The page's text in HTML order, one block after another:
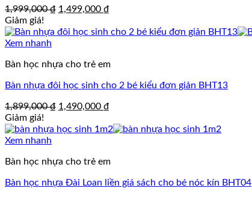
1,999,000₫ Giá
là:
1,499,000 ₫
tại
Giảm giá!
Xem nhanh
Bàn học nhựa cho trẻ em
Bàn nhựa đôi học sinh cho 2 bé kiểu đơn giản BHT13
1,899,000₫ Giá
là:
1,490,000 ₫
tại
Giảm giá!
Xem nhanh
Bàn học nhựa cho trẻ em
Bàn học nhựa Đài Loan liền giá sách cho bé nóc kín BHT04